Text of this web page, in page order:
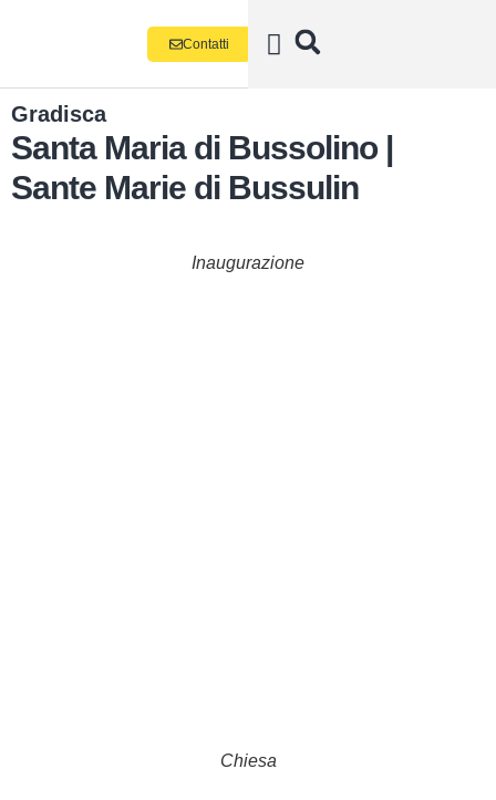
Contatti
Gradisca
Santa Maria di Bussolino |
Sante Marie di Bussulin
Inaugurazione
Chiesa